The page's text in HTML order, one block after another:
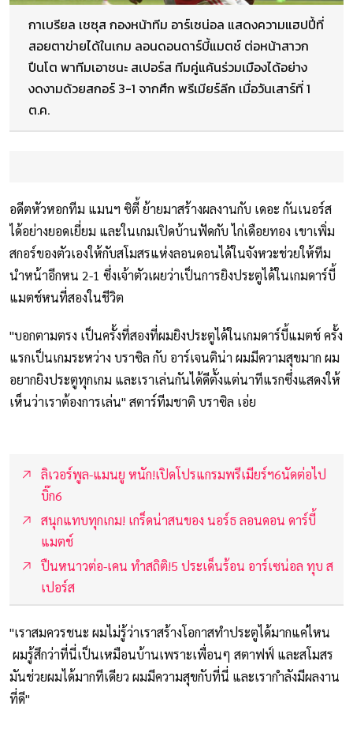
กาเบรียล เชซุส กองหน้าทีม อาร์เซน่อล แสดงความแฮปปี้ที่
สอยตาข่ายได้ในเกม ลอนดอนดาร์บี้แมตช์ ต่อหน้าสาวก
ปืนโต พาทีมเอาชนะ สเปอร์ส ทีมคู่แค้นร่วมเมืองได้อย่าง
งดงามด้วยสกอร์ 3-1 จากศึก พรีเมียร์ลีก เมื่อวันเสาร์ที่ 1
ต.ค.
อดีตหัวหอกทีม แมนฯ ซิตี้ ย้ายมาสร้างผลงานกับ เดอะ กันเนอร์ส
ได้อย่างยอดเยี่ยม และในเกมเปิดบ้านฟัดกับ ไก่เดือยทอง เขาเพิ่ม
สกอร์ของตัวเองให้กับสโมสรแห่งลอนดอนได้ในจังหวะช่วยให้ทีม
นำหน้าอีกหน 2-1 ซึ่งเจ้าตัวเผยว่าเป็นการยิงประตูได้ในเกมดาร์บี้
แมตช์หนที่สองในชีวิต
"บอกตามตรง เป็นครั้งที่สองที่ผมยิงประตูได้ในเกมดาร์บี้แมตช์ ครั้ง
แรกเป็นเกมระหว่าง บราซิล กับ อาร์เจนติน่า ผมมีความสุขมาก ผม
อยากยิงประตูทุกเกม และเราเล่นกันได้ดีตั้งแต่นาทีแรกซึ่งแสดงให้
เห็นว่าเราต้องการเล่น" สตาร์ทีมชาติ บราซิล เอ่ย
ลิเวอร์พูล-แมนยู หนัก!เปิดโปรแกรมพรีเมียร์ฯ6นัดต่อไป
บิ๊ก6
สนุกแทบทุกเกม! เกร็ดน่าสนของ นอร์ธ ลอนดอน ดาร์บี้
แมตช์
ปืนหนาวต่อ-เคน ทำสถิติ!5 ประเด็นร้อน อาร์เซน่อล ทุบ ส
เปอร์ส
"เราสมควรชนะ ผมไม่รู้ว่าเราสร้างโอกาสทำประตูได้มากแค่ไหน
ผมรู้สึกว่าที่นี่เป็นเหมือนบ้านเพราะเพื่อนๆ สตาฟฟ์ และสโมสร
มันช่วยผมได้มากทีเดียว ผมมีความสุขกับที่นี่ และเรากำลังมีผลงาน
ที่ดี"